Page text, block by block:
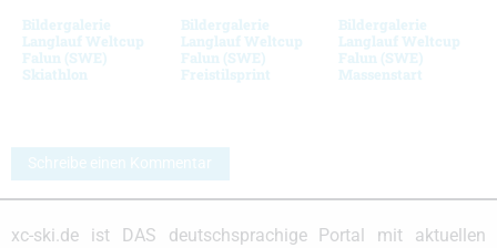
Bildergalerie
Langlauf Weltcup
Falun (SWE)
Skiathlon
Bildergalerie
Langlauf Weltcup
Falun (SWE)
Freistilsprint
Bildergalerie
Langlauf Weltcup
Falun (SWE)
Massenstart
Schreibe einen Kommentar
xc-ski.de ist DAS deutschsprachige Portal mit aktuellen